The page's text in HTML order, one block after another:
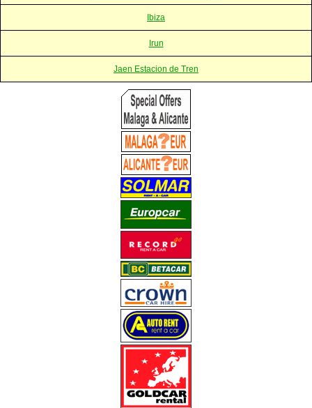
Ibiza
Irun
Jaen Estacion de Tren